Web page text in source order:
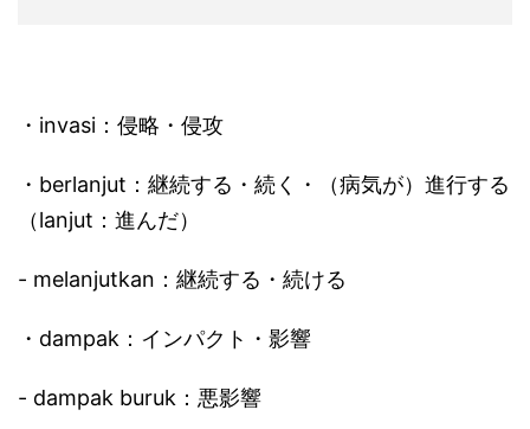
・invasi：侵略・侵攻
・berlanjut：継続する・続く・（病気が）進行する
（lanjut：進んだ）
- melanjutkan：継続する・続ける
・dampak：インパクト・影響
- dampak buruk：悪影響